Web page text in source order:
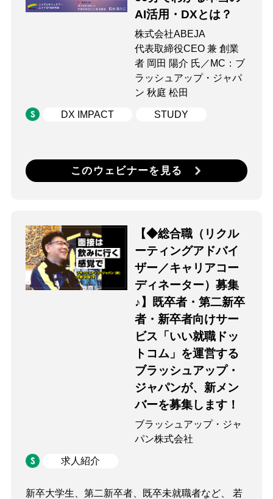
AI活用・DXとは？
株式会社ABEJA
代表取締役CEO 兼 創業
者 岡田 陽介 氏／MC：ブ
ラッシュアップ・ジャパ
ン 秋庭 松田
DX IMPACT STUDY
このウェビナーを見る
【◆総合職（リクル
ーティングアドバイ
ザー／キャリアコー
ディネーター）募集
♪】既卒者・第二新卒
者・新卒者向けサー
ビス「いい就職ドッ
トコム」を運営する
ブラッシュアップ・
ジャパンが、新メン
バーを募集します！
ブラッシュアップ・ジャ
パン株式会社
求人紹介
新卒大学生、第二新卒者、既卒未就職者など、 若